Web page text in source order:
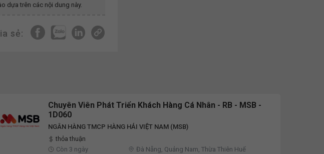
dựa trên các nội dung này.
sẻ:
Chuyên Viên Phát Triển Khách Hàng Cá Nhân - RB - MSB -
1D060
NGÂN HÀNG TMCP HÀNG HẢI VIỆT NAM (MSB)
thỏa thuận
Còn 3 ngày
Đà Nẵng, Quảng Nam, Thừa Thiên Huế